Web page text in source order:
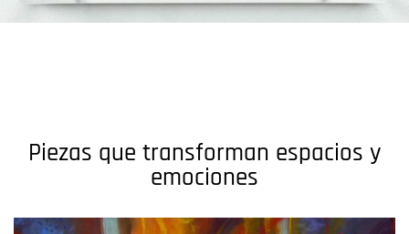
Piezas que transforman espacios y
emociones